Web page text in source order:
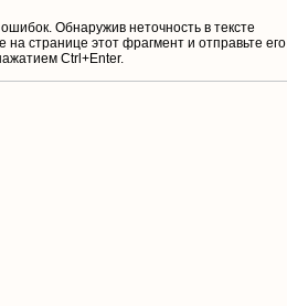
Обнаружив неточность в тексте
странице этот фрагмент и отправьте его
Ctrl+Enter.